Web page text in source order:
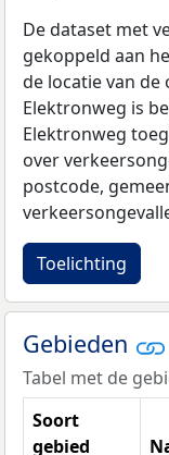
De dataset met
gekoppeld aan
de locatie van de
Elektronweg is
Elektronweg
over
postcode,
Toelichting
Gebieden
Tabel met de
Soort
gebied